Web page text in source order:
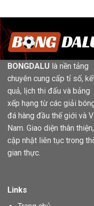
BONGDALU là nền tảng
chuyên cung cấp tỉ số,
quả, lịch thi đấu và bảng
xếp hạng từ các giải
đá hàng đầu thế giới và
Nam. Giao diện thân thiện,
cập nhật liên tục trong
gian thực.
Links